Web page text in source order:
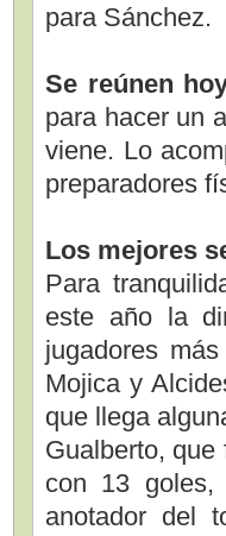
para Sánchez.
Se reúnen
para hacer un
viene. Lo
preparadores
Los mejores
Para
este año la
jugadores
Mojica y
que llega
Gualberto, que
con 13 goles,
anotador del